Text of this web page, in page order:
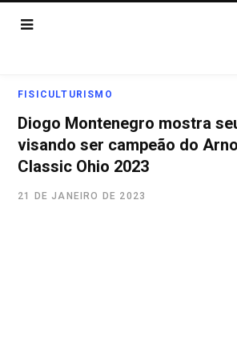
FISICULTURISMO
Diogo Montenegro mostra
visando ser campeão do
Classic Ohio 2023
21 DE JANEIRO DE 2023